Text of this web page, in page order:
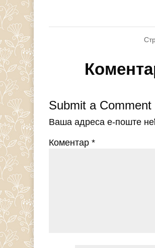
Submit a Comment
Ваша адреса е-поште
Коментар*